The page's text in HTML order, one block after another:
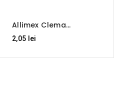
Allimex Clema
Intermediara 60 Mm Din
Aluminiu
2,05 lei